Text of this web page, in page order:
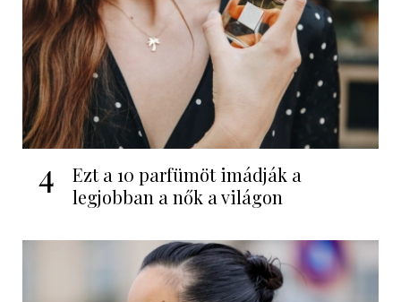
4
Ezt a 10 parfümöt imádják a
legjobban a nők a világon